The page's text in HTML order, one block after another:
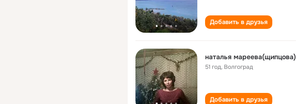
Добавить в друзья
наталья мареева(щипцова)
51 год, Волгоград
Добавить в друзья